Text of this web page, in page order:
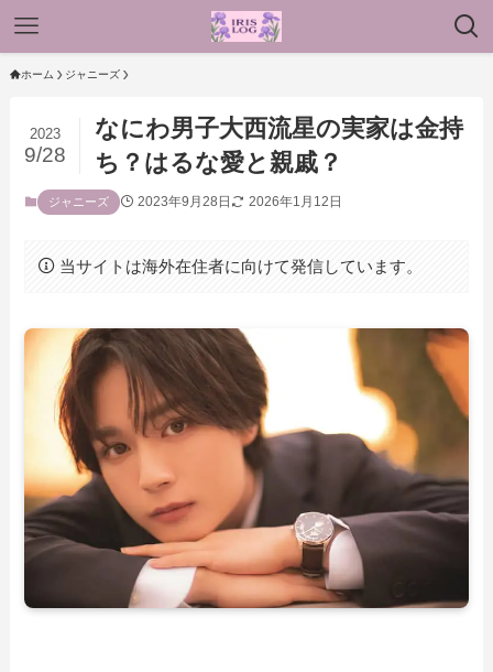
ホーム ジャニーズ
なにわ男子大西流星の実家は金持
ち？はるな愛と親戚？
2023
9/28
ジャニーズ 2023年9月28日 2026年1月12日
当サイトは海外在住者に向けて発信しています。